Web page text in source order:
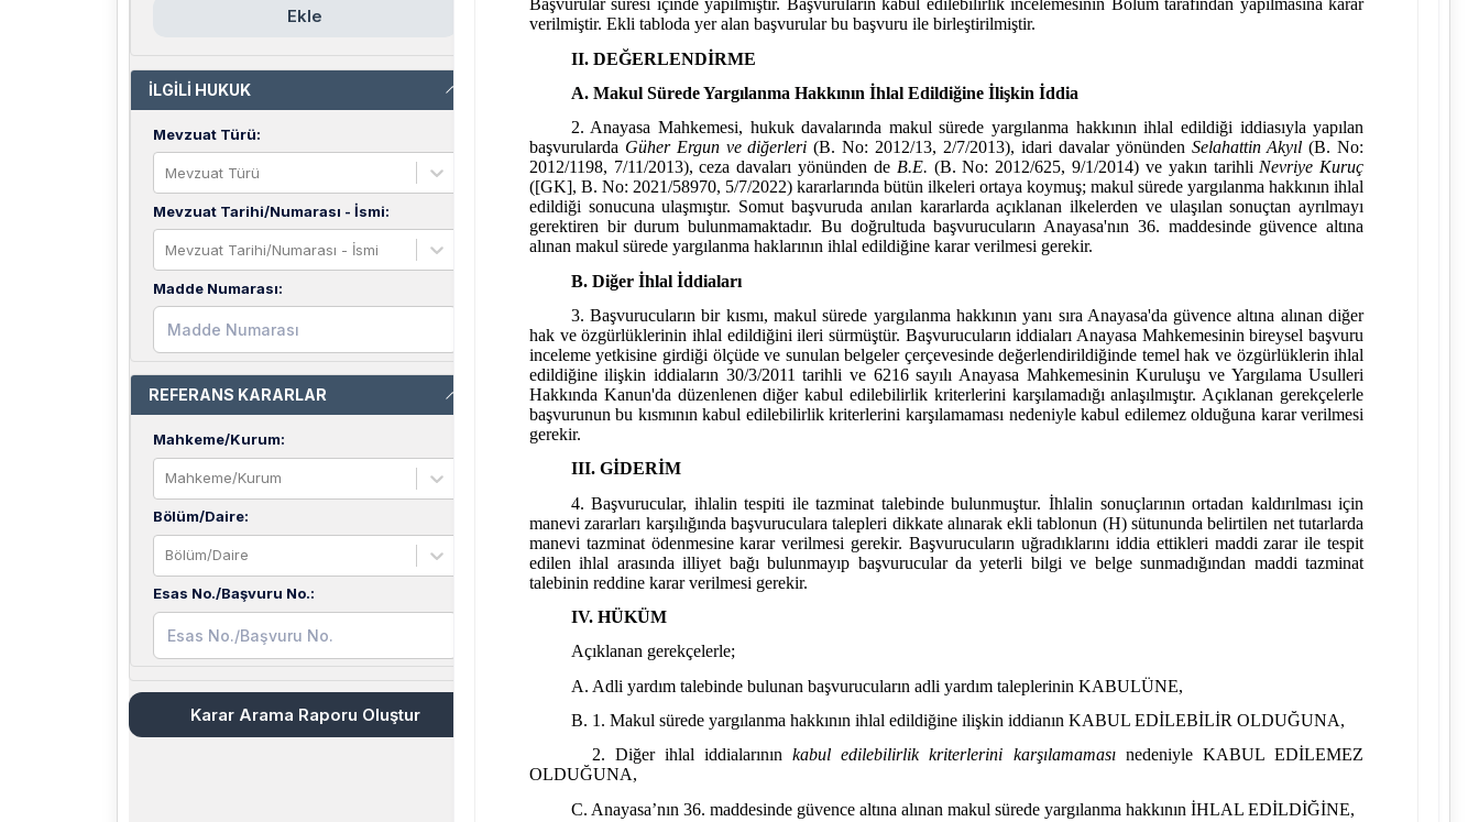
Ekle
İLGİLİ HUKUK
Mevzuat Türü:
Mevzuat Türü
Mevzuat Tarihi/Numarası - İsmi:
Mevzuat Tarihi/Numarası - İsmi
Madde Numarası:
REFERANS KARARLAR
Mahkeme/Kurum:
Mahkeme/Kurum
Bölüm/Daire:
Bölüm/Daire
Esas No./Başvuru No.:
Karar Arama Raporu Oluştur